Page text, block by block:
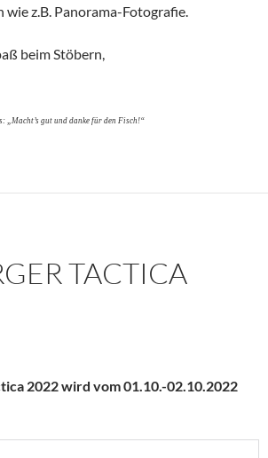
wie z.B. Panorama-Fotografie.
beim Stöbern,
„Macht’s gut und danke für den Fisch!“
TACTICA
2022 wird vom 01.10.-02.10.2022